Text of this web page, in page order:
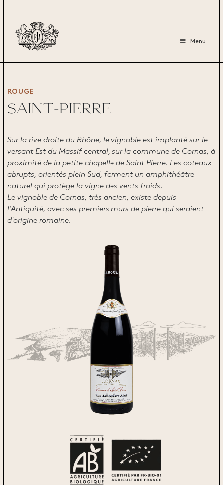
Menu
ROUGE
SAINT-PIERRE
Sur la rive droite du Rhône, le vignoble est implanté sur le
versant Est du Massif central, sur la commune de Cornas, à
proximité de la petite chapelle de Saint Pierre. Les coteaux
abrupts, orientés plein Sud, forment un amphithéâtre
naturel qui protège la vigne des vents froids.
Le vignoble de Cornas, très ancien, existe depuis
l’Antiquité, avec ses premiers murs de pierre qui seraient
d'origine romaine.